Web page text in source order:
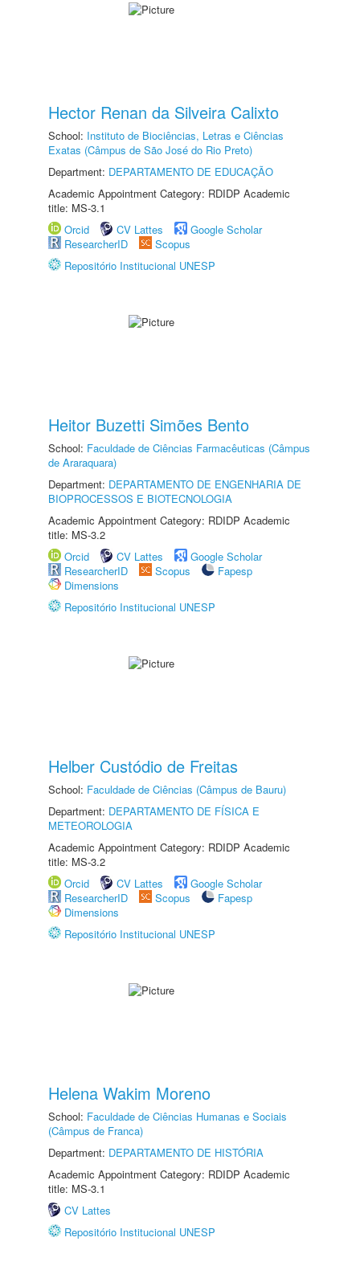
Hector Renan da Silveira Calixto
School: Instituto de Biociências, Letras e Ciências
Exatas (Câmpus de São José do Rio Preto)
Department: DEPARTAMENTO DE EDUCAÇÃO
Academic Appointment Category: RDIDP Academic
title: MS-3.1
Orcid
CV Lattes
Google Scholar
ResearcherID
Scopus
Repositório Institucional UNESP
Heitor Buzetti Simões Bento
School: Faculdade de Ciências Farmacêuticas (Câmpus
de Araraquara)
Department: DEPARTAMENTO DE ENGENHARIA DE
BIOPROCESSOS E BIOTECNOLOGIA
Academic Appointment Category: RDIDP Academic
title: MS-3.2
Orcid
CV Lattes
Google Scholar
ResearcherID
Scopus
Fapesp
Dimensions
Repositório Institucional UNESP
Helber Custódio de Freitas
School: Faculdade de Ciências (Câmpus de Bauru)
Department: DEPARTAMENTO DE FÍSICA E
METEOROLOGIA
Academic Appointment Category: RDIDP Academic
title: MS-3.2
Orcid
CV Lattes
Google Scholar
ResearcherID
Scopus
Fapesp
Dimensions
Repositório Institucional UNESP
Helena Wakim Moreno
School: Faculdade de Ciências Humanas e Sociais
(Câmpus de Franca)
Department: DEPARTAMENTO DE HISTÓRIA
Academic Appointment Category: RDIDP Academic
title: MS-3.1
CV Lattes
Repositório Institucional UNESP